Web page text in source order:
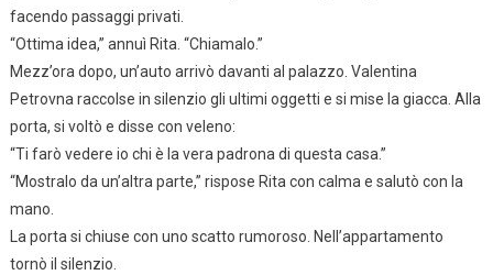
facendo passaggi privati.
“Ottima idea,” annuì Rita. “Chiamalo.”
Mezz’ora dopo, un’auto arrivò davanti al palazzo. Valentina
Petrovna raccolse in silenzio gli ultimi oggetti e si mise la giacca. Alla
porta, si voltò e disse con veleno:
“Ti farò vedere io chi è la vera padrona di questa casa.”
“Mostralo da un’altra parte,” rispose Rita con calma e salutò con la
mano.
La porta si chiuse con uno scatto rumoroso. Nell’appartamento
tornò il silenzio.